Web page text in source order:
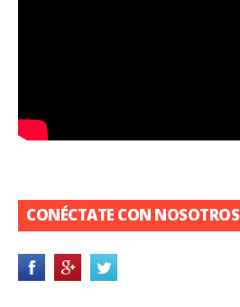
CONÉCTATE CON NOSOTROS